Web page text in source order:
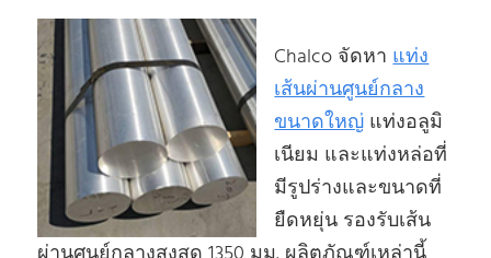
Chalco จัดหาแท่ง
เส้นผ่านศูนย์กลาง
ขนาดใหญ่ แท่งอลูมิ
เนียม และแท่งหล่อที่
มีรูปร่างและขนาดที่
ยืดหยุ่น รองรับเส้น